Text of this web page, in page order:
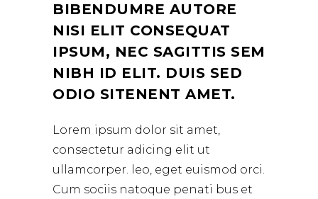
BIBENDUMRE AUTORE
NISI ELIT CONSEQUAT
IPSUM, NEC SAGITTIS SEM
NIBH ID ELIT. DUIS SED
ODIO SITENENT AMET.
Lorem ipsum dolor sit amet,
consectetur adicing elit ut
ullamcorper. leo, eget euismod orci.
Cum sociis natoque penati bus et